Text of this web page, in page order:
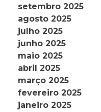
setembro 2025
agosto 2025
julho 2025
junho 2025
maio 2025
abril 2025
março 2025
fevereiro 2025
janeiro 2025